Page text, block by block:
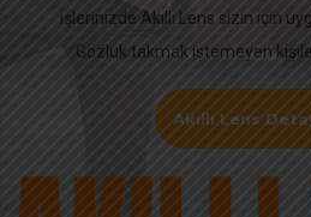
işlerinizde Akıllı Lens sizin için
Gözlük takmak istemeyen
Akıllı Lens